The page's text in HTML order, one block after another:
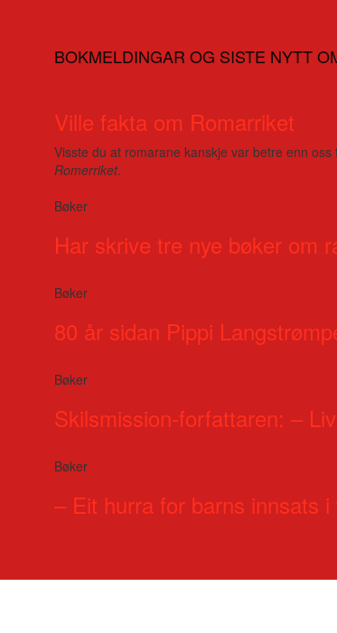
BOKMELDINGAR OG SISTE NYTT
Ville fakta om Romarriket
Visste du at romarane kanskje var betre enn
Romerriket.
Bøker
Har skrive tre nye bøker om
Bøker
80 år sidan Pippi
Bøker
Skilsmission-forfattaren: –
Bøker
– Eit hurra for barns innsats